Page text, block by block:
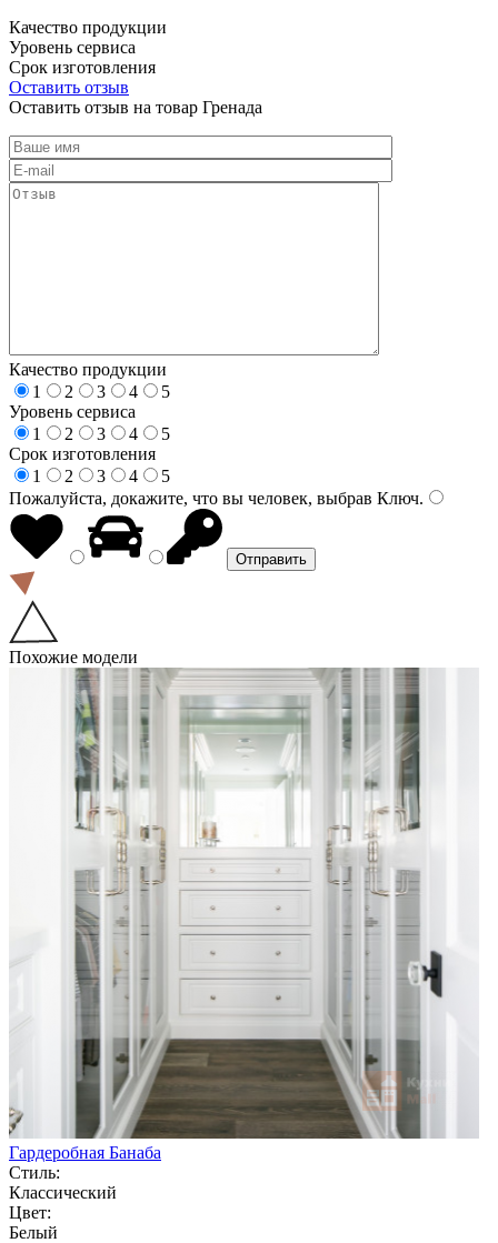
Качество продукции
Уровень сервиса
Срок изготовления
Оставить отзыв
Оставить отзыв на товар Гренада
Качество продукции
1
2 3 4
5
Уровень сервиса
1
2 3 4
5
Срок изготовления
1
2 3 4
5
Пожалуйста, докажите, что вы человек, выбрав Ключ.
Похожие модели
Гардеробная Банаба
Стиль:
Классический
Цвет:
Белый